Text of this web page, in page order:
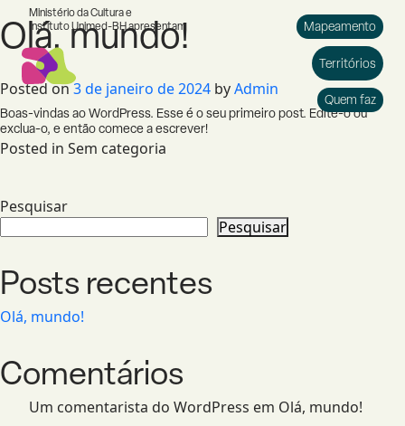
Ministério da Cultura e
Instituto Unimed-BH apresentam
Mapeamento
Territórios
2024 Contagem
Betim
2023
Quem faz
Olá, mundo!
Posted on3 de janeiro de 2024 byAdmin
Boas-vindas ao WordPress. Esse é o seu primeiro post. Edite-o ou
exclua-o, e então comece a escrever!
Posted in Sem categoria
Pesquisar
Pesquisar
Posts recentes
Olá, mundo!
Comentários
Um comentarista do WordPress em Olá, mundo!